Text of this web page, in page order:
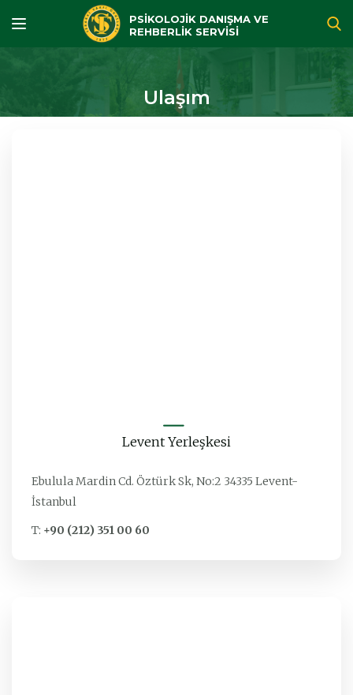
PSİKOLOJİK DANIŞMA VE
REHBERLİK SERVİSİ
Ulaşım
Levent Yerleşkesi
Ebulula Mardin Cd. Öztürk Sk, No:2 34335 Levent-
İstanbul
T: +90 (212) 351 00 60